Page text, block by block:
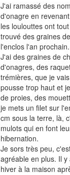
J'ai ramassé des
d'onagre en
les loulouttes ont
trouvé des graines
l'enclos l'an prochain.
J'ai des graines de
d'onagres, des
trémières, que je
pousse trop haut et
de proies, des
je mets un filet sur
cm sous la terre, là,
mulots qui en font
hibernation.
Je sors très peu,
agréable en plus. Il
hiver à la maison